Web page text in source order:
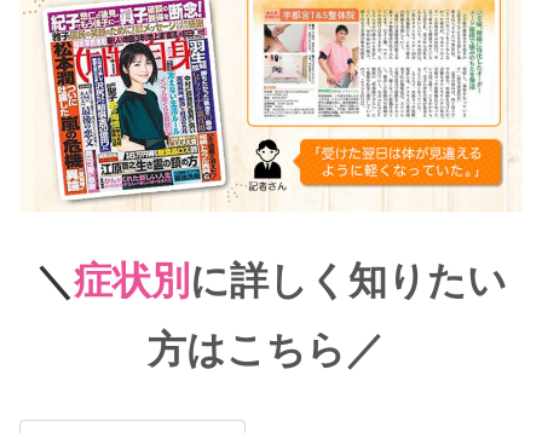
＼症状別 に詳しく知りたい
方はこちら ／